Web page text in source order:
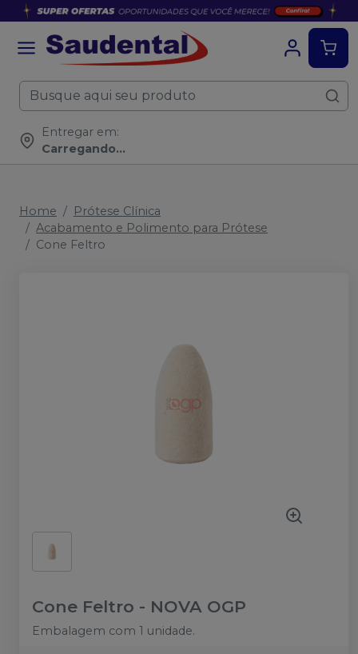
Entregar em:
Carregando...
Home
Prótese Clínica
Acabamento e Polimento para Prótese
Cone Feltro
Cone Feltro - NOVA OGP
Embalagem com 1 unidade.